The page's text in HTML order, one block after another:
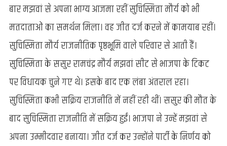
बार मझवां से अपना भाग्य आजमा रहीं सुचिस्मिता मौर्य को भी
मतदाताओं का समर्थन मिला। वह जीत दर्ज करने में कामयाब रहीं।
सुचिस्मिता मौर्य राजनीतिक पृष्ठभूमि वाले परिवार से आती हैं।
सुचिस्मिता के ससुर रामचंद्र मौर्य मझवां सीट से भाजपा के टिकट
पर विधायक चुने गए थे। इसके बाद एक लंबा अंतराल रहा।
सुचिस्मिता कभी सक्रिय राजनीति में नहीं रही थीं। ससुर की मौत के
बाद सुचिस्मिता राजनीति में सक्रिय हुईं। भाजपा ने उन्हें मझवां से
अपना उम्मीदवार बनाया। जीत दर्ज कर उन्होंने पार्टी के निर्णय को